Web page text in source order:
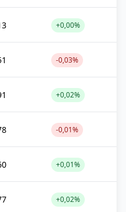
+0,00%
-0,03%
+0,02%
-0,01%
+0,01%
+0,02%